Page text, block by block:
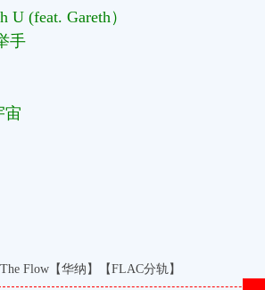
U (feat. Gareth）
手
宙
Flow【华纳】【FLAC分轨】